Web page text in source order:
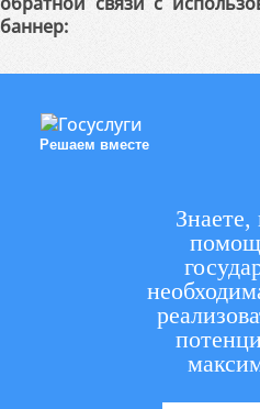
баннер:
Решаем вместе
Знаете,